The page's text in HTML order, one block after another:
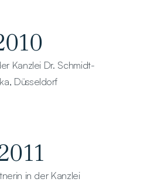
Kanzlei Dr. Schmidt-
Düsseldorf
in der Kanzlei